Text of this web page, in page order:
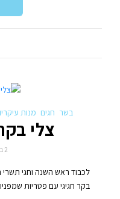
בשר חגים מנות
צלי
2 באוקטובר 2018
לכבוד ראש השנה וחגי
בקר חגיגי עם פטריות